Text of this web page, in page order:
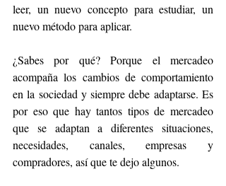
leer, un nuevo concepto para estudiar, un
nuevo método para aplicar.
¿Sabes por qué? Porque el mercadeo
acompaña los cambios de comportamiento
en la sociedad y siempre debe adaptarse. Es
por eso que hay tantos tipos de mercadeo
que se adaptan a diferentes situaciones,
necesidades, canales, empresas y
compradores, así que te dejo algunos.